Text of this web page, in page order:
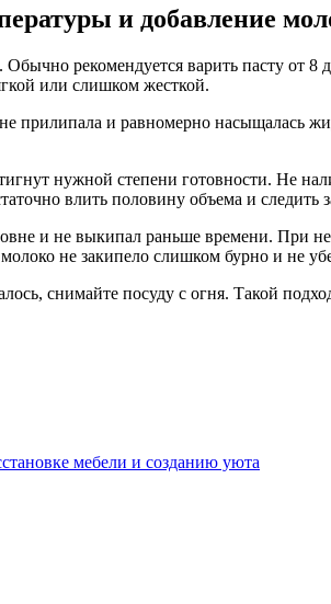
и добавление
рекомендуется варить пасту от
или слишком жесткой.
прилипала и равномерно насыщалась
нужной степени готовности. Не
влить половину объема и следить
и не выкипал раньше времени. При
не закипело слишком бурно и не
снимайте посуду с огня. Такой
мебели и созданию уюта